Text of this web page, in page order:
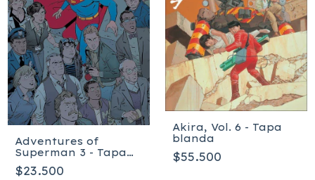
Adventures of
Superman 3 - Tapa
blanda
$23.500
Akira, Vol. 6 - Tapa
blanda
$55.500